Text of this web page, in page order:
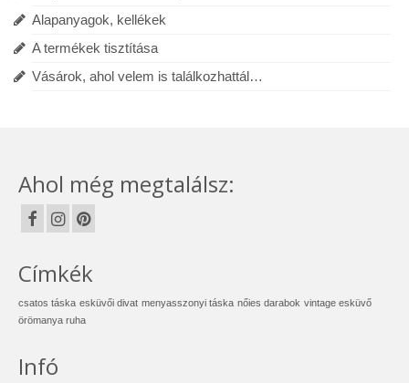
Alapanyagok, kellékek
A termékek tisztítása
Vásárok, ahol velem is találkozhattál…
Ahol még megtalálsz:
Címkék
csatos táska esküvői divat menyasszonyi táska nőies darabok vintage esküvő
örömanya ruha
Infó